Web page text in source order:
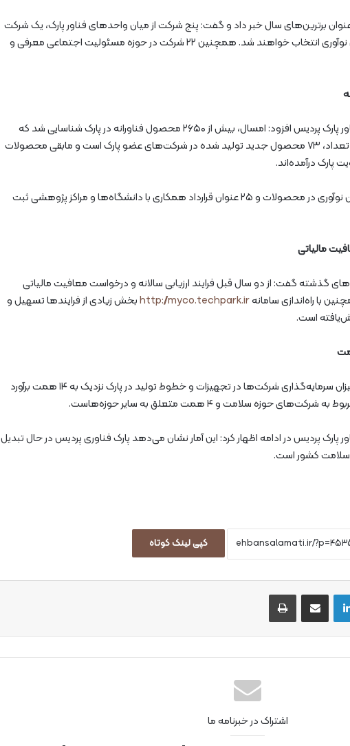
برترین‌های سال خبر داد و گفت: پنج شرکت از میان واحدهای فناور پارک، یک شرکت
از مرکز رشد و یک شرکت از کارخانه‌های نوآوری انتخاب خواهند شد. همچنین ۲۲ شرکت در حوزه مسئولیت اجتماعی معرفی و
مدیرکل نظارت و ارزیابی واحدهای فناور پارک پردیس افزود: امسال، بیش از ۲۶۵۰ محصول فناورانه در پارک شناسایی شد که
شامل ۱۲۰ محصول جدید است. از این تعداد، ۷۳ محصول جدید تولید شده در شرکت‌های عضو پارک است و مابقی محصولات
پارک درآمده‌اند.
علی اکبریان افزود: همچنین ۷۶ عنوان نوآوری در محصولات و ۲۵ عنوان قرارداد همکاری با دانشگاه‌ها و مراکز پژوهشی ثبت
مالیاتی
گذشته گفت: از دو سال قبل فرایند ارزیابی سالانه و درخواست معافیت مالیاتی
با راه‌اندازی سامانهhttp://myco.techpark.irبخش زیادی از فرایندها تسهیل و
است.
علی‌اکبریان همچنین با بیان اینکه، میزان سرمایه‌گذاری شرکت‌ها در تجهیزات و خطوط تولید در پارک نزدیک به ۱۴ همت برآورد
پارک پردیس در ادامه اظهار کرد: این آمار نشان می‌دهد پارک فناوری پردیس در حال تبدیل
کشور است.
کپی لینک کوتاه
لینکدین از طریق ایمیل به اشتراک بگذارید
اشتراک در خبرنامه ما